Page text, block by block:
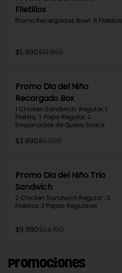
Filetillos​
Promo Recargados Bowl  8 Filetillos
$5.990$10.890
Promo Dia del Niño
Recargado Box​
1 Chicken Sandwich  Regular, 1
Filetillo,  1  Papa Regular, 3
Empanadas de Queso Snack
$3.990$9.990
Promo Dia del Niño Trio
Sandwich​
3 Chicken Sandwich Regular , 3
Filetillos, 3 Papas Regulares
$9.990$24.190
Promociones